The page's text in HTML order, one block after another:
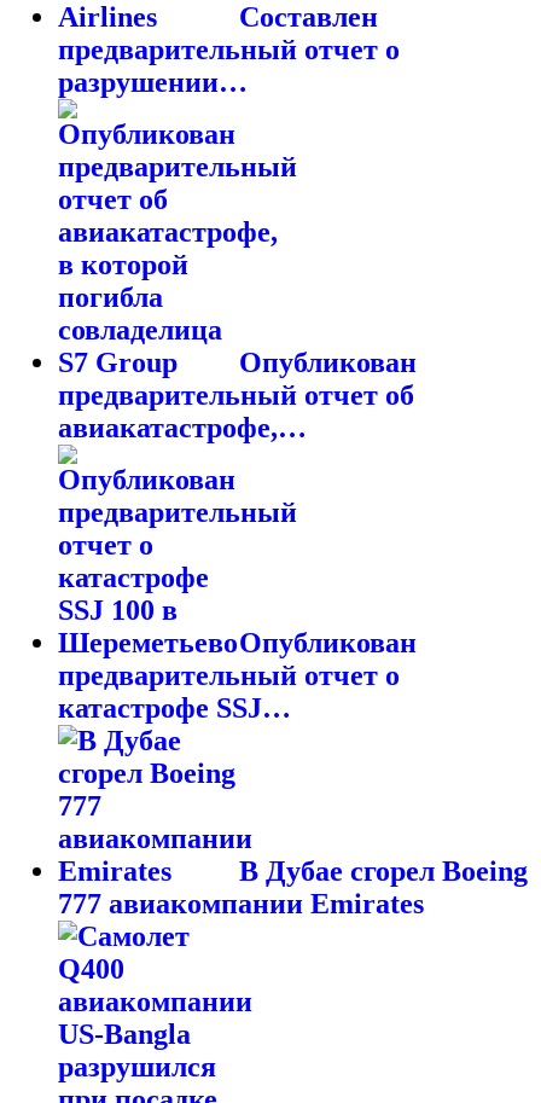
Составлен
предварительный отчет о
разрушении…
Опубликован
предварительный отчет об
авиакатастрофе,…
Опубликован
предварительный отчет о
катастрофе SSJ…
В Дубае сгорел Boeing
777 авиакомпании Emirates